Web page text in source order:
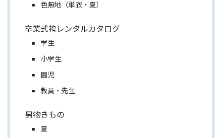
色無地（単衣・夏）
卒業式袴レンタルカタログ
学生
小学生
園児
教員・先生
男物きもの
夏